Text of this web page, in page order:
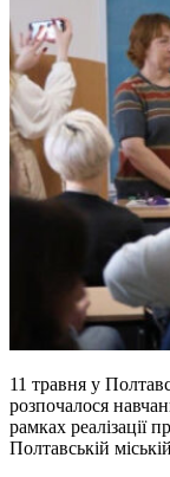
11 травня у
розпочалося
рамках реалізації
Полтавській